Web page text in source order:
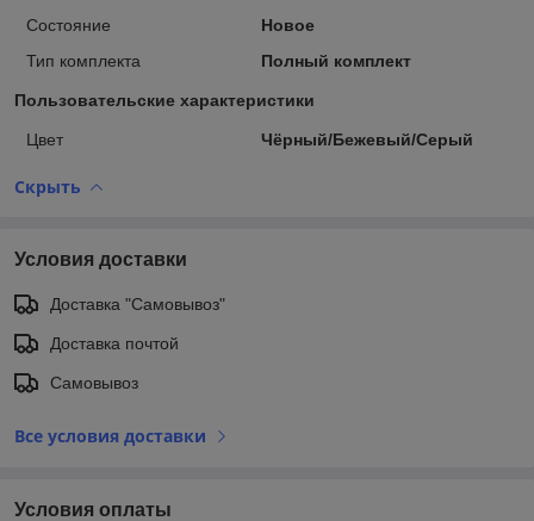
Состояние
Новое
Тип комплекта
Полный комплект
Пользовательские характеристики
Цвет Чёрный/Бежевый/Серый
Скрыть
Условия доставки
Доставка "Самовывоз"
Доставка почтой
Самовывоз
Все условия доставки
Условия оплаты